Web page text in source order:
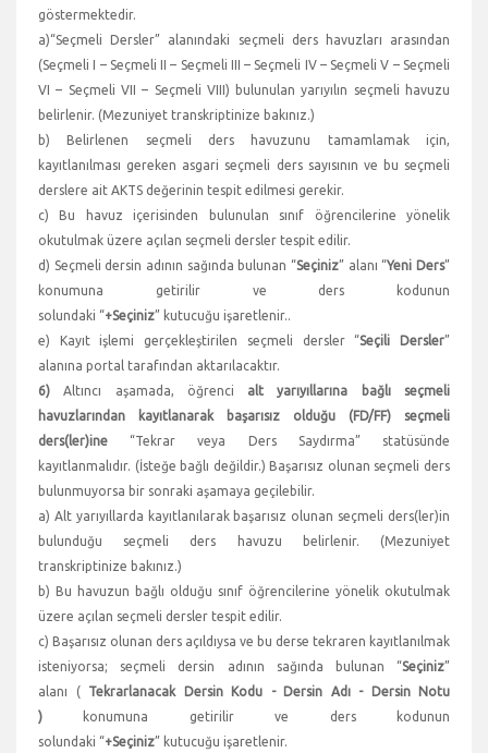
göstermektedir.
a)“Seçmeli Dersler” alanındaki seçmeli ders havuzları arasından
(Seçmeli I – Seçmeli II – Seçmeli III – Seçmeli IV – Seçmeli V – Seçmeli
VI – Seçmeli VII – Seçmeli VIII) bulunulan yarıyılın seçmeli havuzu
belirlenir. (Mezuniyet transkriptinize bakınız.)
b) Belirlenen seçmeli ders havuzunu tamamlamak için,
kayıtlanılması gereken asgari seçmeli ders sayısının ve bu seçmeli
derslere ait AKTS değerinin tespit edilmesi gerekir.
c) Bu havuz içerisinden bulunulan sınıf öğrencilerine yönelik
okutulmak üzere açılan seçmeli dersler tespit edilir.
d) Seçmeli dersin adının sağında bulunan “Seçiniz” alanı “Yeni Ders”
konumuna getirilir ve ders kodunun
solundaki “+Seçiniz” kutucuğu işaretlenir..
e) Kayıt işlemi gerçekleştirilen seçmeli dersler “Seçili Dersler”
alanına portal tarafından aktarılacaktır.
6) Altıncı aşamada, öğrenci alt yarıyıllarına bağlı seçmeli
havuzlarından kayıtlanarak başarısız olduğu (FD/FF) seçmeli
ders(ler)ine “Tekrar veya Ders Saydırma” statüsünde
kayıtlanmalıdır. (İsteğe bağlı değildir.) Başarısız olunan seçmeli ders
bulunmuyorsa bir sonraki aşamaya geçilebilir.
a) Alt yarıyıllarda kayıtlanılarak başarısız olunan seçmeli ders(ler)in
bulunduğu seçmeli ders havuzu belirlenir. (Mezuniyet
transkriptinize bakınız.)
b) Bu havuzun bağlı olduğu sınıf öğrencilerine yönelik okutulmak
üzere açılan seçmeli dersler tespit edilir.
c) Başarısız olunan ders açıldıysa ve bu derse tekraren kayıtlanılmak
isteniyorsa; seçmeli dersin adının sağında bulunan “Seçiniz”
alanı ( Tekrarlanacak Dersin Kodu - Dersin Adı - Dersin Notu
) konumuna getirilir ve ders kodunun
solundaki “+Seçiniz” kutucuğu işaretlenir.